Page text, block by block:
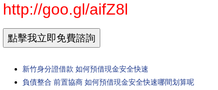
http://goo.gl/aifZ8l
新竹身分證借款 如何預借現金安全快速
負債整合 前置協商 如何預借現金安全快速哪間划算呢